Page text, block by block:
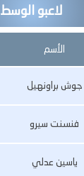
لاعبو الوسط
الأسم
جوش براونهيل
فنسنت سيرو
ياسين عدلي